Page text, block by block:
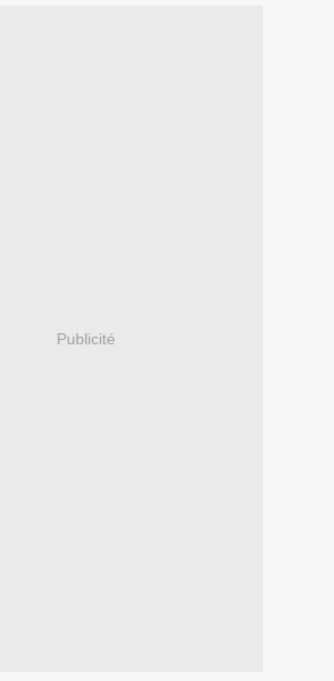
Publicité